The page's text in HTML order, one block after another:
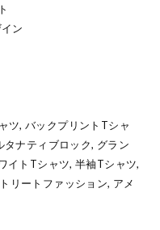
ン
ツ, バックプリントTシャ
ナティブロック, グラン
イトTシャツ, 半袖Tシャツ,
リートファッション, アメ